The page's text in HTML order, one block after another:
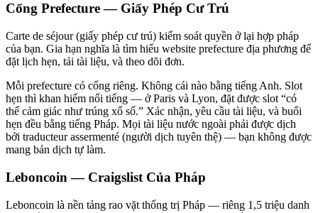
Cổng Prefecture — Giấy Phép Cư Trú
Carte de séjour (giấy phép cư trú) kiểm soát quyền ở lại hợp pháp
của bạn. Gia hạn nghĩa là tìm hiểu website prefecture địa phương để
đặt lịch hẹn, tải tài liệu, và theo dõi đơn.
Mỗi prefecture có cổng riêng. Không cái nào bằng tiếng Anh. Slot
hẹn thì khan hiếm nổi tiếng — ở Paris và Lyon, đặt được slot “có
thể cảm giác như trúng xổ số.” Xác nhận, yêu cầu tài liệu, và buổi
hẹn đều bằng tiếng Pháp. Mọi tài liệu nước ngoài phải được dịch
bởi traducteur assermenté (người dịch tuyên thệ) — bạn không được
mang bản dịch tự làm.
Leboncoin — Craigslist Của Pháp
Leboncoin là nền tảng rao vặt thống trị Pháp — riêng 1,5 triệu danh